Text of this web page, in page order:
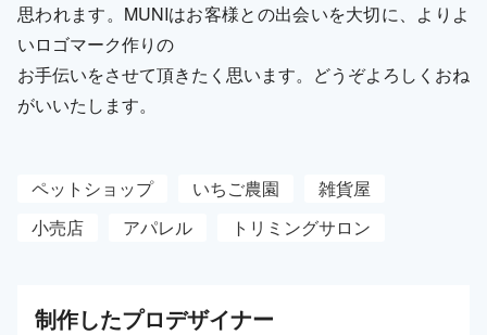
思われます。MUNIはお客様との出会いを大切に、よりよ
いロゴマーク作りの
お手伝いをさせて頂きたく思います。どうぞよろしくおね
がいいたします。
ペットショップ いちご農園
雑貨屋
小売店
アパレル トリミングサロン
制作したプロデザイナー